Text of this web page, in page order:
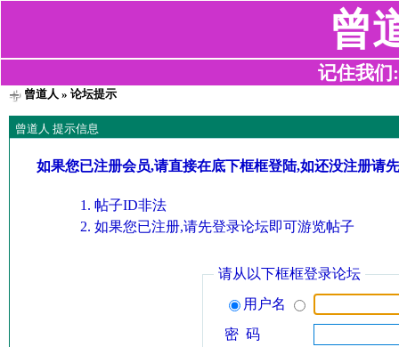
曾
记住我们
曾道人 » 论坛提示
曾道人 提示信息
如果您已注册会员,请直接在底下框框登陆,如还没注册请
帖子ID非法
如果您已注册,请先登录论坛即可游览帖子
请从以下框框登录论坛
用户名
密 码